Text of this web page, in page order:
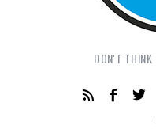
DON'T